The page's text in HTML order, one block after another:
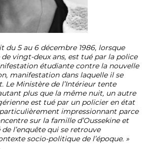
du 5 au 6 décembre 1986, lorsque
vingt-deux ans, est tué par la police
étudiante contre la nouvelle
manifestation dans laquelle il se
Le Ministère de l’Intérieur tente
plus que la même nuit, un autre
est tué par un policier en état
impressionnant parce
sur la famille d’Oussekine et
l’enquête qui se retrouve
socio-politique de l’époque. »